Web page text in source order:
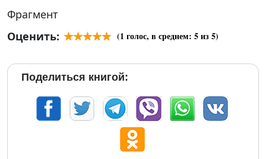
Фрагмент
Оценить:
(1 голос, в среднем: 5из 5)
Поделиться книгой: